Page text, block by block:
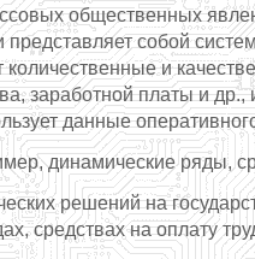
общественных
собой
и
заработной платы и
данные
динамические ряды,
решений на
средствах на оплату